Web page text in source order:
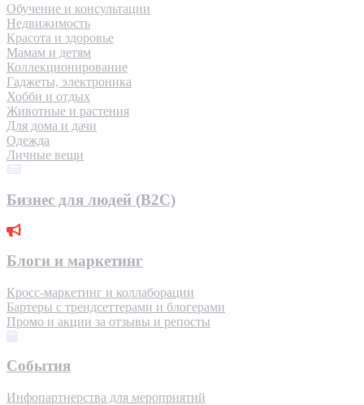
Обучение и консультации
Недвижимость
Красота и здоровье
Мамам и детям
Коллекционирование
Гаджеты, электроника
Хобби и отдых
Животные и растения
Для дома и дачи
Одежда
Личные вещи
Бизнес для людей (B2C)
Блоги и маркетинг
Кросс-маркетинг и коллаборации
Бартеры с трендсеттерами и блогерами
Промо и акции за отзывы и репосты
События
Инфопартнерства для мероприятий